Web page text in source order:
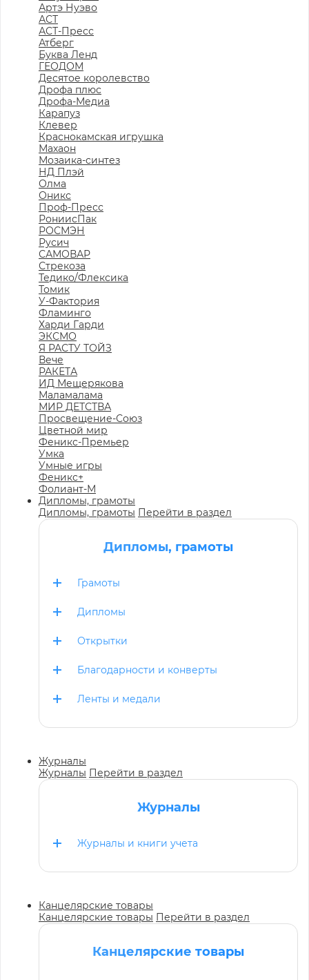
Артэ Нуэво
АСТ
АСТ-Пресс
Атберг
Буква Ленд
ГЕОДОМ
Десятое королевство
Дрофа плюс
Дрофа-Медиа
Карапуз
Клевер
Краснокамская игрушка
Махаон
Мозаика-синтез
НД Плэй
Олма
Оникс
Проф-Пресс
РониисПак
РОСМЭН
Русич
САМОВАР
Стрекоза
Тедико/Флексика
Томик
У-Фактория
Фламинго
Харди Гарди
ЭКСМО
Я РАСТУ ТОЙЗ
Вече
РАКЕТА
ИД Мещерякова
Маламалама
МИР ДЕТСТВА
Просвещение-Союз
Цветной мир
Феникс-Премьер
Умка
Умные игры
Феникс+
Фолиант-М
Дипломы, грамоты
Дипломы, грамоты Перейти в раздел
Дипломы, грамоты
Грамоты
Дипломы
Открытки
Благодарности и конверты
Ленты и медали
Журналы
Журналы Перейти в раздел
Журналы
Журналы и книги учета
Канцелярские товары
Канцелярские товары Перейти в раздел
Канцелярские товары